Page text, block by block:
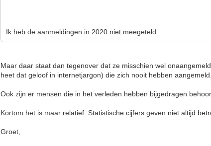
Ik heb de aanmeldingen in 2020 niet meegeteld.
Maar daar staat dan tegenover dat ze misschien wel
heet dat geloof in internetjargon) die zich nooit hebben
Ook zijn er mensen die in het verleden hebben bijgedragen
Kortom het is maar relatief. Statistische cijfers geven niet altijd
Groet,